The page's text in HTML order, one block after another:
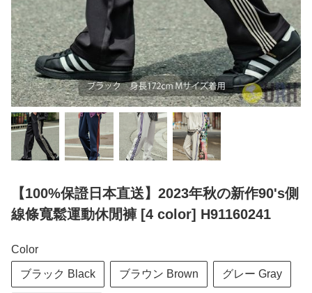
【100%保證日本直送】2023年秋の新作90's側
線條寬鬆運動休閒褲 [4 color] H91160241
Color
ブラック Black ブラウン Brown グレー Gray